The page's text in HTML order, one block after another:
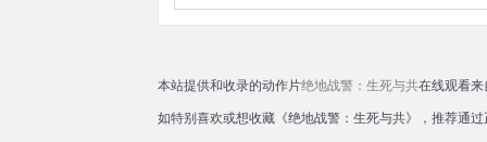
本站提供和收录的动作片绝地战警：生死与共在线观看
如特别喜欢或想收藏《绝地战警：生死与共》，推荐通